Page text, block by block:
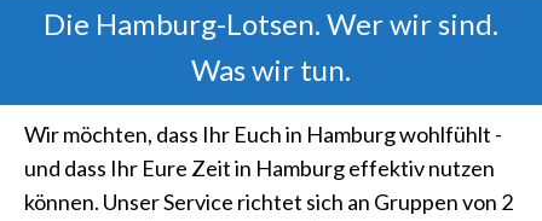
Die Hamburg-Lotsen. Wer wir sind.
Was wir tun.
Wir möchten, dass Ihr Euch in Hamburg wohlfühlt -
und dass Ihr Eure Zeit in Hamburg effektiv nutzen
können. Unser Service richtet sich an Gruppen von 2